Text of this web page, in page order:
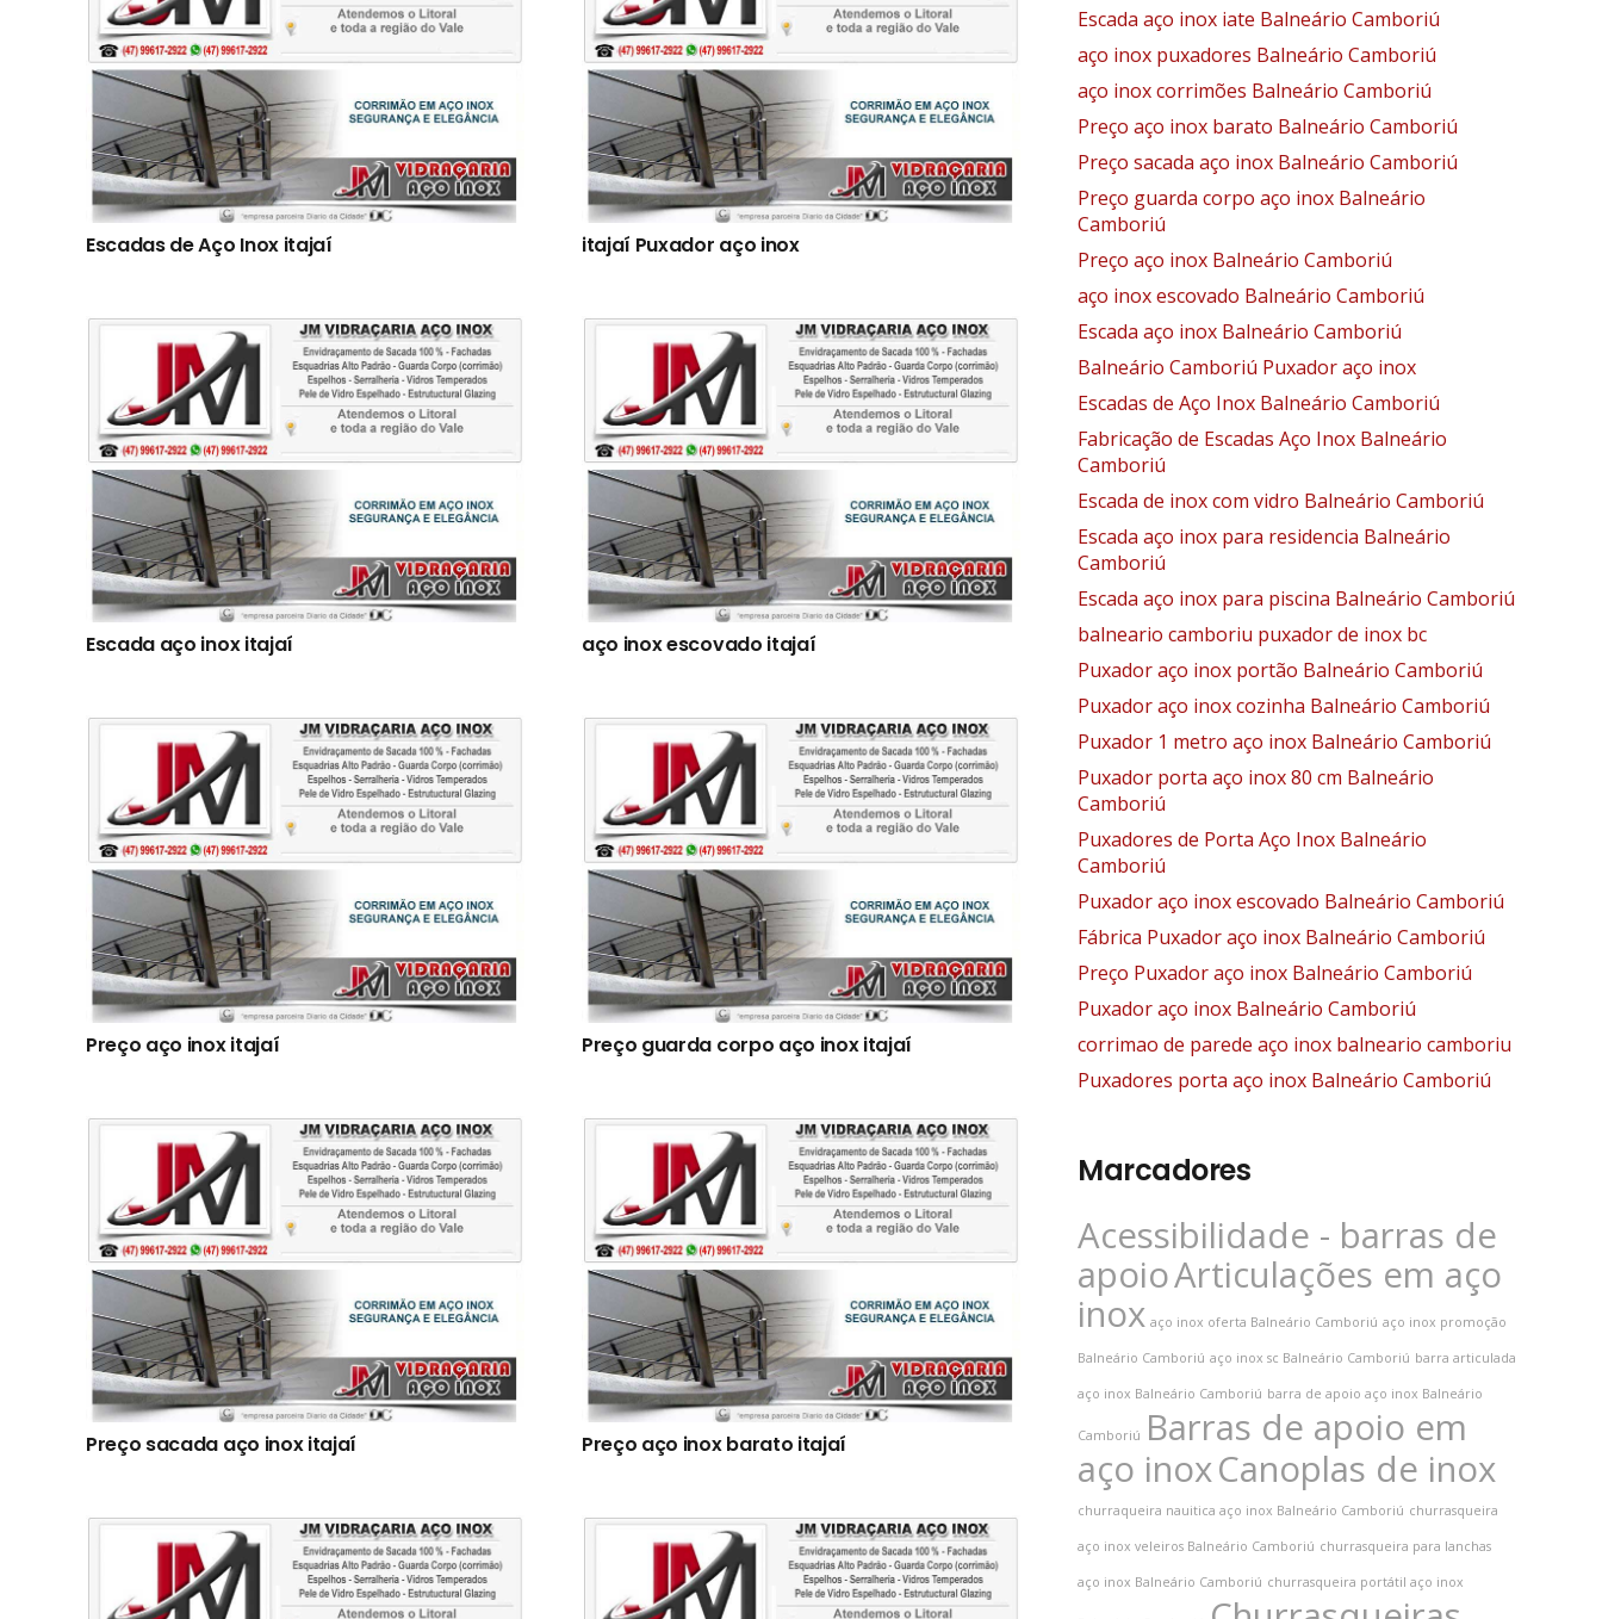
Escadas de Aço Inox itajaí itajaí Puxador aço inox
Escada aço inox itajaí aço inox escovado itajaí
Preço aço inox itajaí Preço guarda corpo aço inox itajaí
Preço sacada aço inox itajaí Preço aço inox barato itajaí
Escada aço inox iate Balneário Camboriú
aço inox puxadores Balneário Camboriú
aço inox corrimões Balneário Camboriú
Preço aço inox barato Balneário Camboriú
Preço sacada aço inox Balneário Camboriú
Preço guarda corpo aço inox Balneário
Camboriú
Preço aço inox Balneário Camboriú
aço inox escovado Balneário Camboriú
Escada aço inox Balneário Camboriú
Balneário Camboriú Puxador aço inox
Escadas de Aço Inox Balneário Camboriú
Fabricação de Escadas Aço Inox Balneário
Camboriú
Escada de inox com vidro Balneário Camboriú
Escada aço inox para residencia Balneário
Camboriú
Escada aço inox para piscina Balneário Camboriú
balneario camboriu puxador de inox bc
Puxador aço inox portão Balneário Camboriú
Puxador aço inox cozinha Balneário Camboriú
Puxador 1 metro aço inox Balneário Camboriú
Puxador porta aço inox 80 cm Balneário
Camboriú
Puxadores de Porta Aço Inox Balneário
Camboriú
Puxador aço inox escovado Balneário Camboriú
Fábrica Puxador aço inox Balneário Camboriú
Preço Puxador aço inox Balneário Camboriú
Puxador aço inox Balneário Camboriú
corrimao de parede aço inox balneario camboriu
Puxadores porta aço inox Balneário Camboriú
Marcadores
Acessibilidade - barras de
apoioArticulações em aço
inox aço inox oferta Balneário Camboriú aço inox promoção
Balneário Camboriú aço inox sc Balneário Camboriú barra articulada
aço inox Balneário Camboriú barra de apoio aço inox Balneário
Camboriú Barras de apoio em
aço inoxCanoplas de inox
churraqueira nauitica aço inox Balneário Camboriú churrasqueira
aço inox veleiros Balneário Camboriú churrasqueira para lanchas
aço inox Balneário Camboriú churrasqueira portátil aço inox